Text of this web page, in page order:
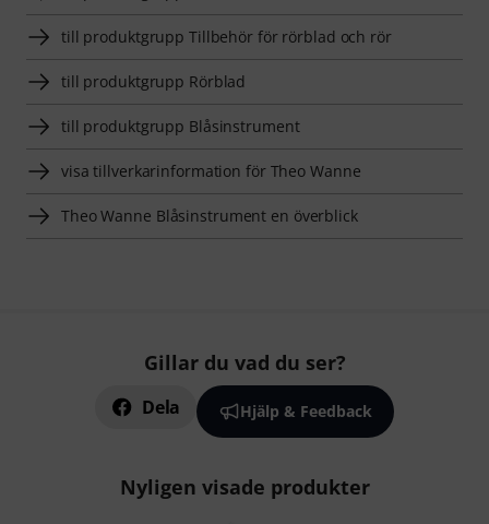
till produktgrupp Tillbehör för rörblad och rör
till produktgrupp Rörblad
till produktgrupp Blåsinstrument
visa tillverkarinformation för Theo Wanne
Theo Wanne Blåsinstrument en överblick
Gillar du vad du ser?
Dela Hjälp & Feedback
Nyligen visade produkter